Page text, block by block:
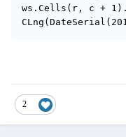
ws.Cells(r, c +
2